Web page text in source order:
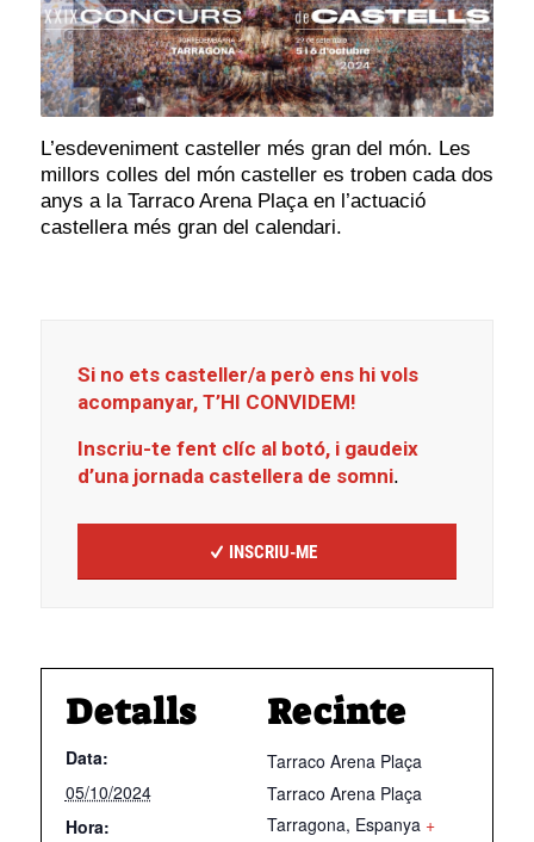
L’esdeveniment casteller més gran del món. Les
millors colles del món casteller es troben cada dos
anys a la Tarraco Arena Plaça en l’actuació
castellera més gran del calendari.
Si no ets casteller/a però ens hi vols
acompanyar, T’HI CONVIDEM!
Inscriu-te fent clíc al botó, i gaudeix
d’una jornada castellera de somni.
INSCRIU-ME
Detalls
Data:
05/10/2024
Hora:
Recinte
Tarraco Arena Plaça
Tarraco Arena Plaça
Tarragona, Espanya +